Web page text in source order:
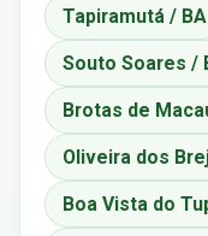
Tapiramutá / BA
Souto Soares /
Brotas de
Oliveira dos
Boa Vista do